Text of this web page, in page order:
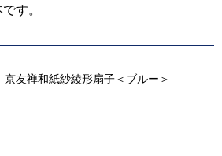
す。
京友禅和紙紗綾形扇子＜ブルー＞